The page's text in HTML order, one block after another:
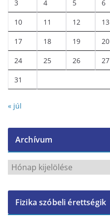
3 4 5 6
10 11 12 13
17 18 19 20
24 25 26 27
31
« júl
Archívum
c
í
Fizika szóbeli érettségik